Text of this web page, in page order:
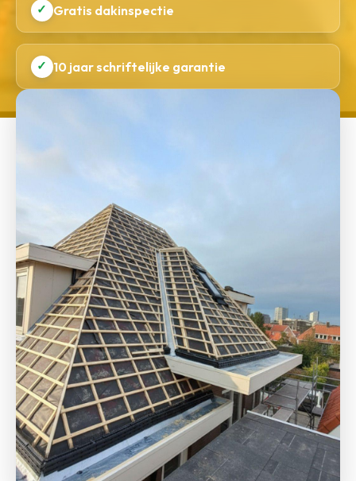
✓ Gratis dakinspectie
✓ 10 jaar schriftelijke garantie